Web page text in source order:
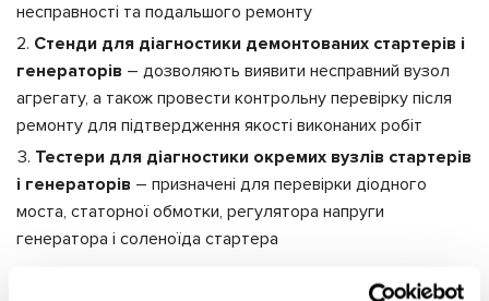
несправності та подальшого ремонту
Стенди для діагностики демонтованих стартерів і
генераторів – дозволяють виявити несправний вузол
агрегату, а також провести контрольну перевірку після
ремонту для підтвердження якості виконаних робіт
Тестери для діагностики окремих вузлів стартерів
і генераторів – призначені для перевірки діодного
моста, статорної обмотки, регулятора напруги
генератора і соленоїда стартера